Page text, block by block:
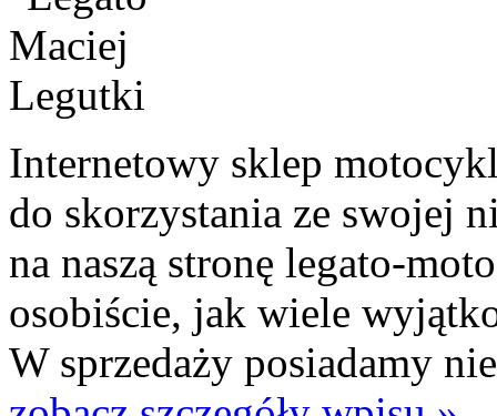
Internetowy sklep
do skorzystania ze swojej
na naszą stronę legato-
osobiście, jak wiele
W sprzedaży posiadamy